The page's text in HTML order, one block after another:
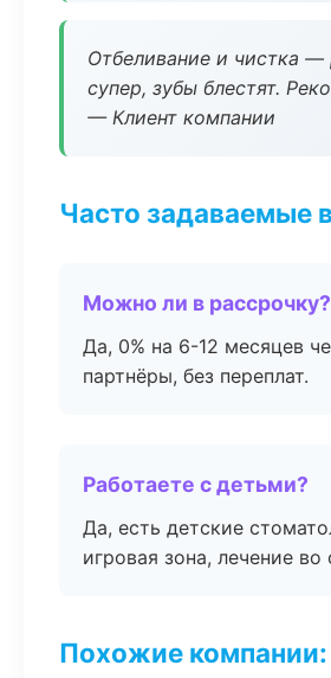
Отбеливание и чистка —
супер, зубы блестят.
— Клиент компании
Часто задаваемые
Можно ли в рассрочку?
Да, 0% на 6-12 месяцев
партнёры, без переплат.
Работаете с детьми?
Да, есть детские
игровая зона, лечение во
Похожие компании: